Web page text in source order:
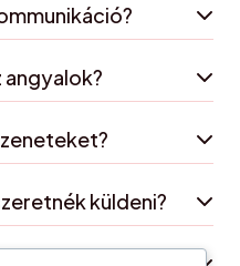
angyalok?
küldeni?